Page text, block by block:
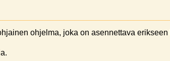
ohjelma, joka on asennettava